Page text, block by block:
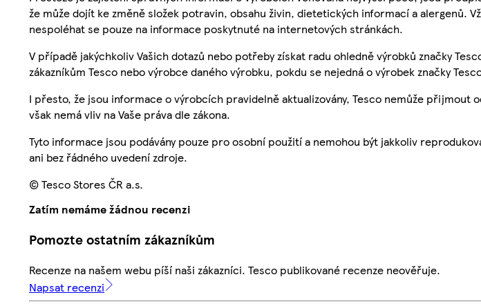
že může dojít ke změně složek potravin, obsahu živin, dietetických informací a alergenů.
nespoléhat se pouze na informace poskytnuté na internetových stránkách.
V případě jakýchkoliv Vašich dotazů nebo potřeby získat radu ohledně výrobků značky
zákazníkům Tesco nebo výrobce daného výrobku, pokdu se nejedná o výrobek značky
I přesto, že jsou informace o výrobcích pravidelně aktualizovány, Tesco nemůže přijmout
však nemá vliv na Vaše práva dle zákona.
Tyto informace jsou podávány pouze pro osobní použití a nemohou být jakkoliv
ani bez řádného uvedení zdroje.
© Tesco Stores ČR a.s.
Zatím nemáme žádnou recenzi
Pomozte ostatním zákazníkům
Recenze na našem webu píší naši zákazníci. Tesco publikované recenze neověřuje.
Napsat recenzi